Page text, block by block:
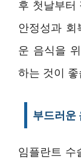
후 첫날부터
안정성과 회
운 음식을
하는 것이
부드러운
임플란트 수